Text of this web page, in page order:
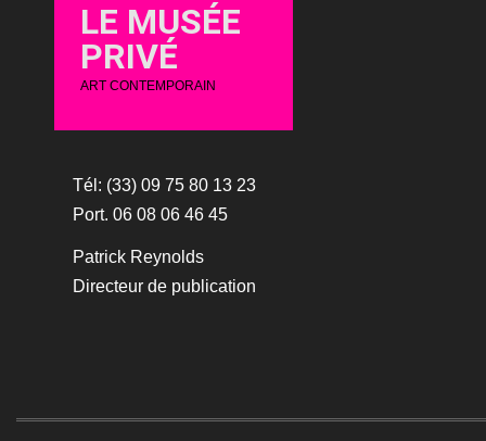
LE MUSÉE
PRIVÉ
ART CONTEMPORAIN
Tél: (33) 09 75 80 13 23
Port. 06 08 06 46 45
Patrick Reynolds
Directeur de publication